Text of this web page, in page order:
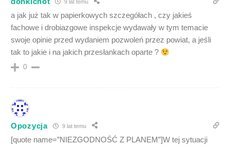
9 lat temu
a jak już tak w papierkowych szczegółach , czy jakieś
fachowe i drobiazgowe inspekcje wydawały w tym temacie
swoje opinie przed wydaniem pozwoleń przez powiat, a jeśli
tak to jakie i na jakich przesłankach oparte ?
0
Opozycja 9 lat temu
[quote name=”NIEZGODNOŚĆ Z PLANEM”]W tej sytuacji